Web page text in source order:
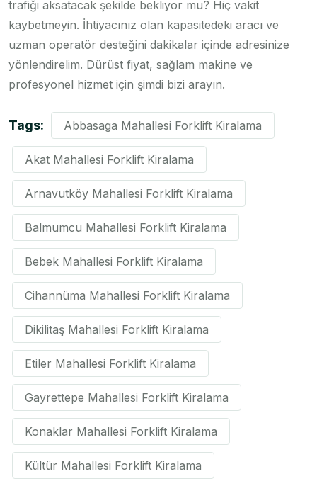
trafiği aksatacak şekilde bekliyor mu? Hiç vakit
kaybetmeyin. İhtiyacınız olan kapasitedeki aracı ve
uzman operatör desteğini dakikalar içinde adresinize
yönlendirelim. Dürüst fiyat, sağlam makine ve
profesyonel hizmet için şimdi bizi arayın.
Tags: Abbasaga Mahallesi Forklift Kiralama
Akat Mahallesi Forklift Kiralama
Arnavutköy Mahallesi Forklift Kiralama
Balmumcu Mahallesi Forklift Kiralama
Bebek Mahallesi Forklift Kiralama
Cihannüma Mahallesi Forklift Kiralama
Dikilitaş Mahallesi Forklift Kiralama
Etiler Mahallesi Forklift Kiralama
Gayrettepe Mahallesi Forklift Kiralama
Konaklar Mahallesi Forklift Kiralama
Kültür Mahallesi Forklift Kiralama